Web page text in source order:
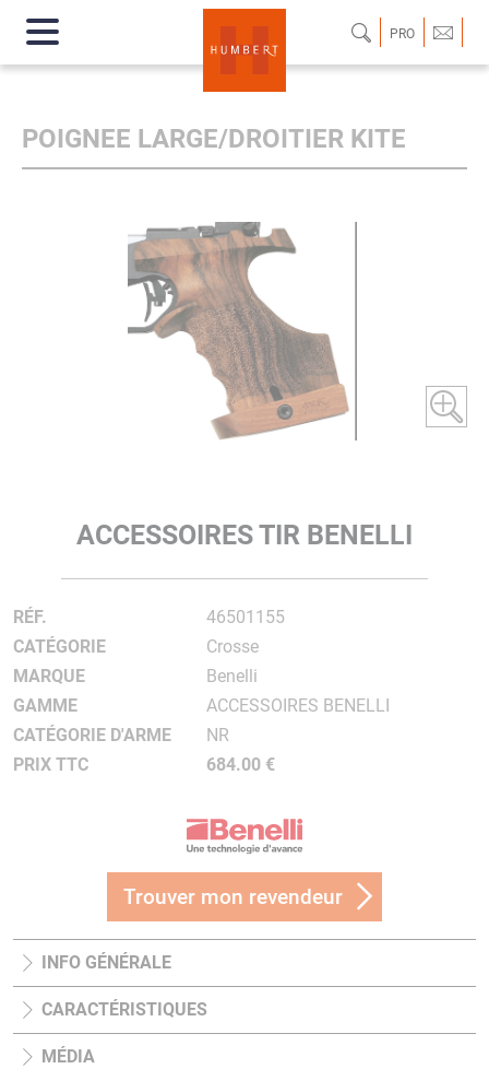
PRO
POIGNEE LARGE/DROITIER KITE
ACCESSOIRES TIR BENELLI
RÉF.
46501155
CATÉGORIE
Crosse
MARQUE
Benelli
GAMME
ACCESSOIRES BENELLI
CATÉGORIE D'ARME
NR
PRIX TTC
684.00 €
Trouver mon revendeur
INFO GÉNÉRALE
CARACTÉRISTIQUES
MÉDIA